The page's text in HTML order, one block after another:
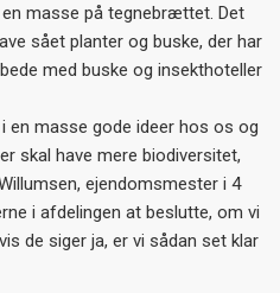
masse på tegnebrættet. Det
sået planter og buske, der har
med buske og insekthoteller
en masse gode ideer hos os og
skal have mere biodiversitet,
ejendomsmester i 4
i afdelingen at beslutte, om vi
de siger ja, er vi sådan set klar